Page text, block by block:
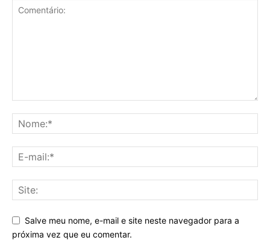
Salve meu nome, e-mail e site neste navegador para a
próxima vez que eu comentar.